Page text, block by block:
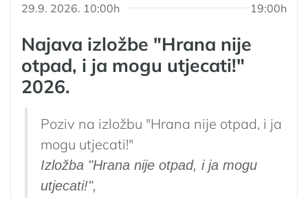
29.9. 2026. 10:00h 19:00h
Najava izložbe "Hrana nije
otpad, i ja mogu utjecati!"
2026.
Poziv na izložbu "Hrana nije otpad, i ja
mogu utjecati!"
Izložba "Hrana nije otpad, i ja mogu
utjecati!",